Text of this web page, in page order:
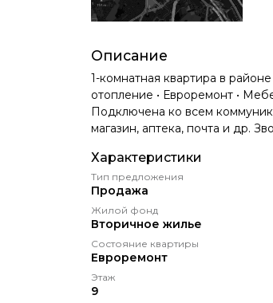
Описание
1-комнатная квартира в
отопление • Евроремонт •
Подключена ко всем
магазин, аптека, почта и др.
Характеристики
Тип предложения
Продажа
Жилой фонд
Вторичное жилье
Состояние квартиры
Eвроремонт
Этаж
9